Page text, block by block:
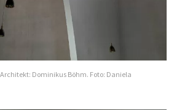
Architekt: Dominikus Böhm. Foto: Daniela